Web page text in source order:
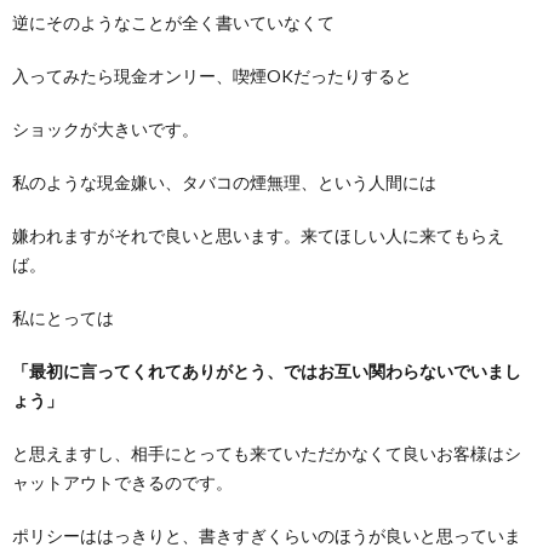
逆にそのようなことが全く書いていなくて
入ってみたら現金オンリー、喫煙OKだったりすると
ショックが大きいです。
私のような現金嫌い、タバコの煙無理、という人間には
嫌われますがそれで良いと思います。来てほしい人に来てもらえ
ば。
私にとっては
「最初に言ってくれてありがとう、ではお互い関わらないでいまし
ょう」
と思えますし、相手にとっても来ていただかなくて良いお客様はシ
ャットアウトできるのです。
ポリシーははっきりと、書きすぎくらいのほうが良いと思っていま